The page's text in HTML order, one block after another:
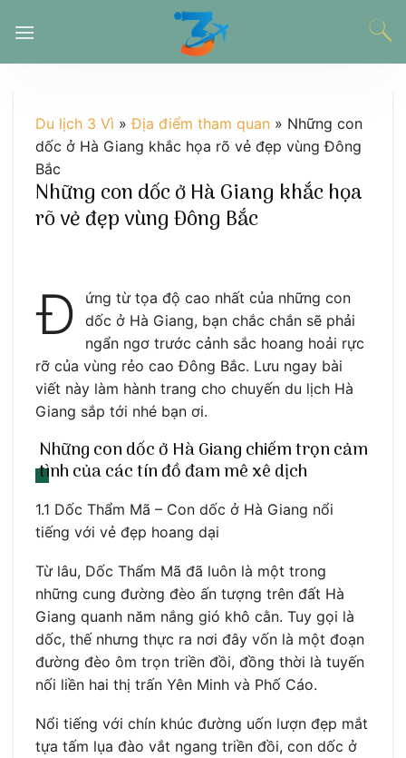
đến
Du lịch 3 Vì »Địa điểm tham quan » Những con
dốc ở Hà Giang khắc họa rõ vẻ đẹp vùng Đông
Bắc
Những con dốc ở Hà Giang khắc họa
rõ vẻ đẹp vùng Đông Bắc
Đ
ứng từ tọa độ cao nhất của những con
dốc ở Hà Giang, bạn chắc chắn sẽ phải
ngẩn ngơ trước cảnh sắc hoang hoải rực
rỡ của vùng rẻo cao Đông Bắc. Lưu ngay bài
viết này làm hành trang cho chuyến du lịch Hà
Giang sắp tới nhé bạn ơi.
Những con dốc ở Hà Giang chiếm trọn cảm
tình của các tín đồ đam mê xê dịch
1.1 Dốc Thẩm Mã – Con dốc ở Hà Giang nổi
tiếng với vẻ đẹp hoang dại
Từ lâu, Dốc Thẩm Mã đã luôn là một trong
những cung đường đèo ấn tượng trên đất Hà
Giang quanh năm nắng gió khô cằn. Tuy gọi là
dốc, thế nhưng thực ra nơi đây vốn là một đoạn
đường đèo ôm trọn triền đồi, đồng thời là tuyến
nối liền hai thị trấn Yên Minh và Phố Cáo.
Nổi tiếng với chín khúc đường uốn lượn đẹp mắt
tựa tấm lụa đào vắt ngang triền đồi, con dốc ở